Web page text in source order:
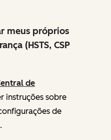
meus próprios
(HSTS, CSP
de
instruções sobre
de